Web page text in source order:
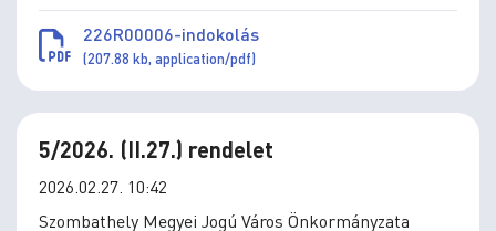
226R00006-indokolás
(207.88 kb, application/pdf)
5/2026. (II.27.) rendelet
2026.02.27. 10:42
Szombathely Megyei Jogú Város Önkormányzata